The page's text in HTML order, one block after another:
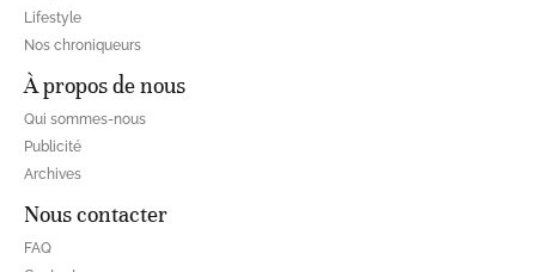
Lifestyle
Nos chroniqueurs
À propos de nous
Qui sommes-nous
Publicité
Archives
Nous contacter
FAQ